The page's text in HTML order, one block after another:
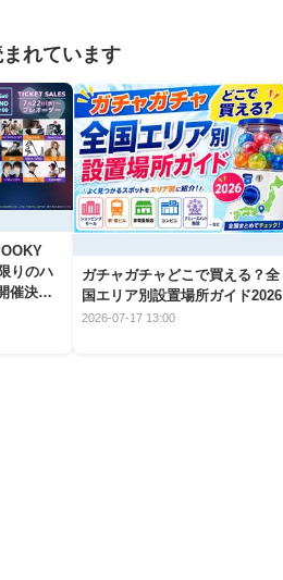
れています
りのハ
催決
ガチャガチャどこで買える？全
国エリア別設置場所ガイド2026
2026-07-17 13:00